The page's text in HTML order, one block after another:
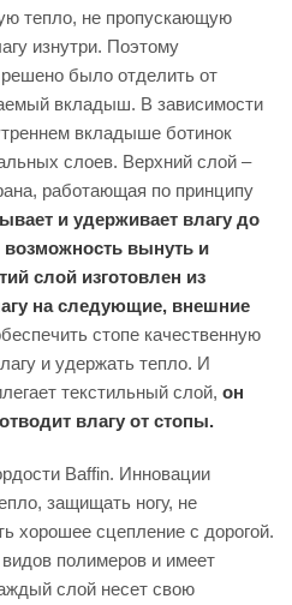
тепло, не пропускающую
изнутри. Поэтому
было отделить от
вкладыш. В зависимости
вкладыше ботинок
слоев. Верхний слой –
работающая по принципу
и удерживает влагу до
возможность вынуть и
слой изготовлен из
на следующие, внешние
стопе качественную
и удержать тепло. И
текстильный слой, он
влагу от стопы.
Baffin. Инновации
защищать ногу, не
хорошее сцепление с дорогой.
полимеров и имеет
слой несет свою